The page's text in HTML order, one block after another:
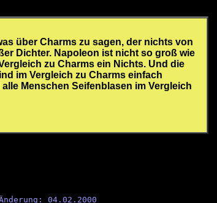
über Charms zu sagen, der nichts von
Dichter. Napoleon ist nicht so groß wie
zu Charms ein Nichts. Und die
im Vergleich zu Charms einfach
Menschen Seifenblasen im Vergleich
04.02.2000